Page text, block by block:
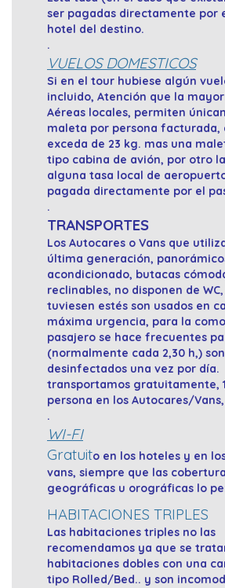
ser pagadas directamente por
hotel del destino.
.
VUELOS DOMESTICOS
Si en el tour hubiese algún
incluido, Atención que la
Aéreas locales, permiten
maleta por persona facturada,
exceda de 23 kg. mas una
tipo cabina de avión, por otro
alguna tasa local de
pagada directamente por el
.
TRANSPORTES
Los Autocares o Vans que
última generación,
acondicionado, butacas
reclinables, no disponen de
tuviesen estés son usados en
máxima urgencia, para la
pasajero se hace frecuentes
(normalmente cada 2,30 h,) son
desinfectados una vez por día.
transportamos gratuitamente,
persona en los Autocares/Vans,
.
WI-FI
Gratuito en los hoteles y en
vans, siempre que las
geográficas u orográficas lo
HABITACIONES TRIPLES
Las habitaciones triples no las
recomendamos ya que se
habitaciones dobles con una
tipo Rolled/Bed.. y son